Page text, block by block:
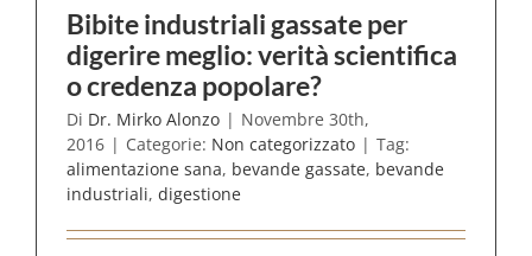
Bibite industriali gassate per
digerire meglio: verità scientifica
o credenza popolare?
Di Dr. Mirko Alonzo | Novembre 30th,
2016 | Categorie: Non categorizzato | Tag:
alimentazione sana, bevande gassate, bevande
industriali, digestione